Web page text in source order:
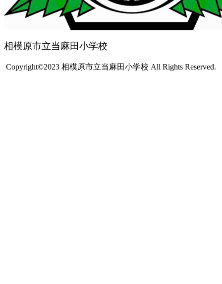
相模原市立当麻田小学校
Copyright©2023 相模原市立当麻田小学校 All Rights Reserved.